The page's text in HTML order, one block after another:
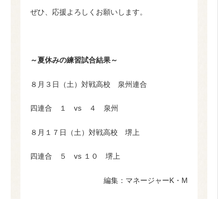
ぜひ、応援よろしくお願いします。
～夏休みの練習試合結果～
８月３日（土）対戦高校 泉州連合
四連合 １ vs ４ 泉州
８月１７日（土）対戦高校 堺上
四連合 ５ vs １０ 堺上
編集：マネージャーK・M